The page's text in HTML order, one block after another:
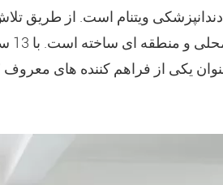
دندانپزشکی ویتنام است. از طریق